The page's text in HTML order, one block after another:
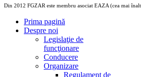
Din 2012 FGZAR este membru asociat EAZA (cea mai
Prima pagină
Despre noi
Legislaţie de
funcţionare
Conducere
Organizare
Regulament de